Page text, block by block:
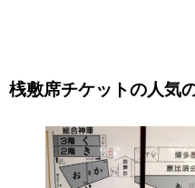
桟敷席チケットの人気